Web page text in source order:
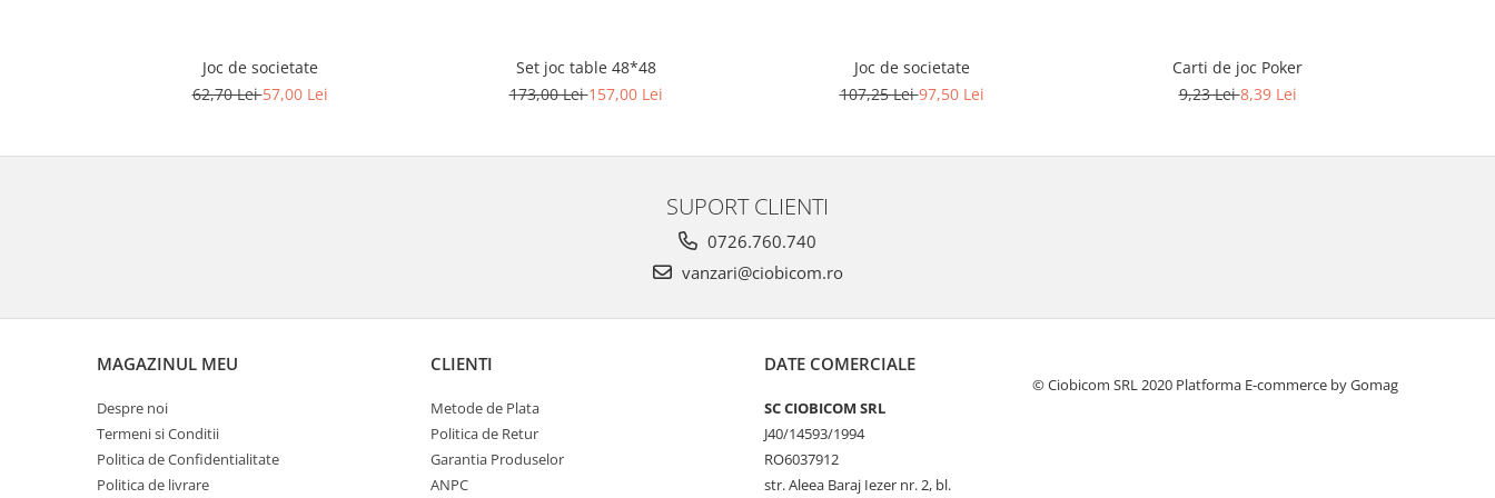
Joc de societate
62,70 Lei57,00 Lei
Set joc table 48*48
173,00 Lei157,00 Lei
Joc de societate
107,25 Lei97,50 Lei
Carti de joc Poker
9,23 Lei8,39 Lei
SUPORT CLIENTI
0726.760.740
vanzari@ciobicom.ro
MAGAZINUL MEU
Despre noi
Termeni si Conditii
Politica de Confidentialitate
Politica de livrare
CLIENTI
Metode de Plata
Politica de Retur
Garantia Produselor
ANPC
DATE COMERCIALE
SC CIOBICOM SRL
J40/14593/1994
RO6037912
str. Aleea Baraj Iezer nr. 2, bl.
© Ciobicom SRL 2020 Platforma E-commerce by Gomag